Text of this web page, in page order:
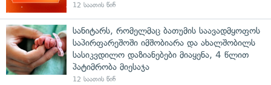
12 საათის წინ
სანიტარს, რომელმაც ბათუმის საავადმყოფოს
საპირფარეშოში იმშობიარა და ახალშობილს
სასიკვდილო დაზიანებები მიაყენა, 4 წლით
პატიმრობა მიესაჯა
12 საათის წინ